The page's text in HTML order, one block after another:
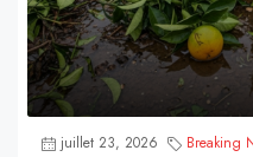
juillet 23, 2026 Breaking